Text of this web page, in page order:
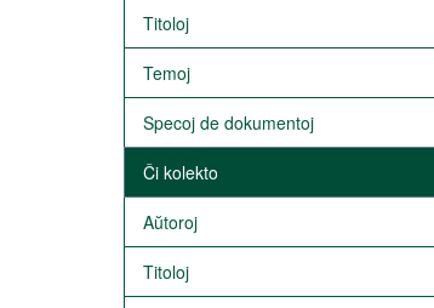
Titoloj
Temoj
Specoj de dokumentoj
Ĉi kolekto
Aŭtoroj
Titoloj